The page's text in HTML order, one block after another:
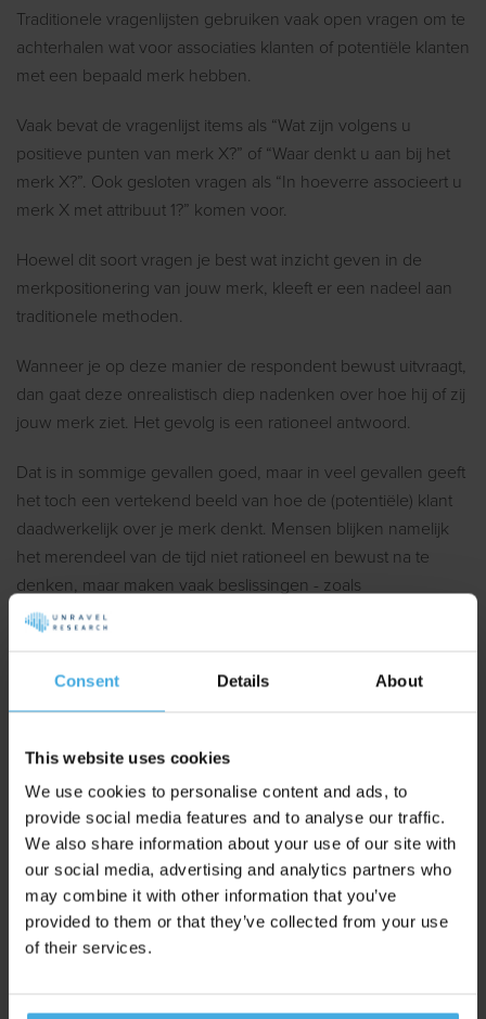
Consent Details About
This website uses cookies
We use cookies to personalise content and ads, to
provide social media features and to analyse our traffic.
We also share information about your use of our site with
our social media, advertising and analytics partners who
may combine it with other information that you’ve
provided to them or that they’ve collected from your use
of their services.
Traditionele vragenlijsten gebruiken vaak open vragen om te
achterhalen wat voor associaties klanten of potentiële klanten
met een bepaald merk hebben.
Vaak bevat de vragenlijst items als “Wat zijn volgens u
positieve punten van merk X?” of “Waar denkt u aan bij het
merk X?”. Ook gesloten vragen als “In hoeverre associeert u
merk X met attribuut 1?” komen voor.
Hoewel dit soort vragen je best wat inzicht geven in de
merkpositionering van jouw merk, kleeft er een nadeel aan
traditionele methoden.
Wanneer je op deze manier de respondent bewust uitvraagt,
dan gaat deze onrealistisch diep nadenken over hoe hij of zij
jouw merk ziet. Het gevolg is een rationeel antwoord.
Dat is in sommige gevallen goed, maar in veel gevallen geeft
het toch een vertekend beeld van hoe de (potentiële) klant
daadwerkelijk over je merk denkt. Mensen blijken namelijk
het merendeel van de tijd niet rationeel en bewust na te
denken, maar maken vaak beslissingen - zoals
aankoopbeslissingen - op de automatische piloot.
opgeslagen worden in ons geheugen.
Ons Geheugen: Een Associatief
Netwerk
Om te begrijpen hoe merken opgeslagen worden in ons
brein moeten we eerst duidelijk hebben hoe ons geheugen
werkt.